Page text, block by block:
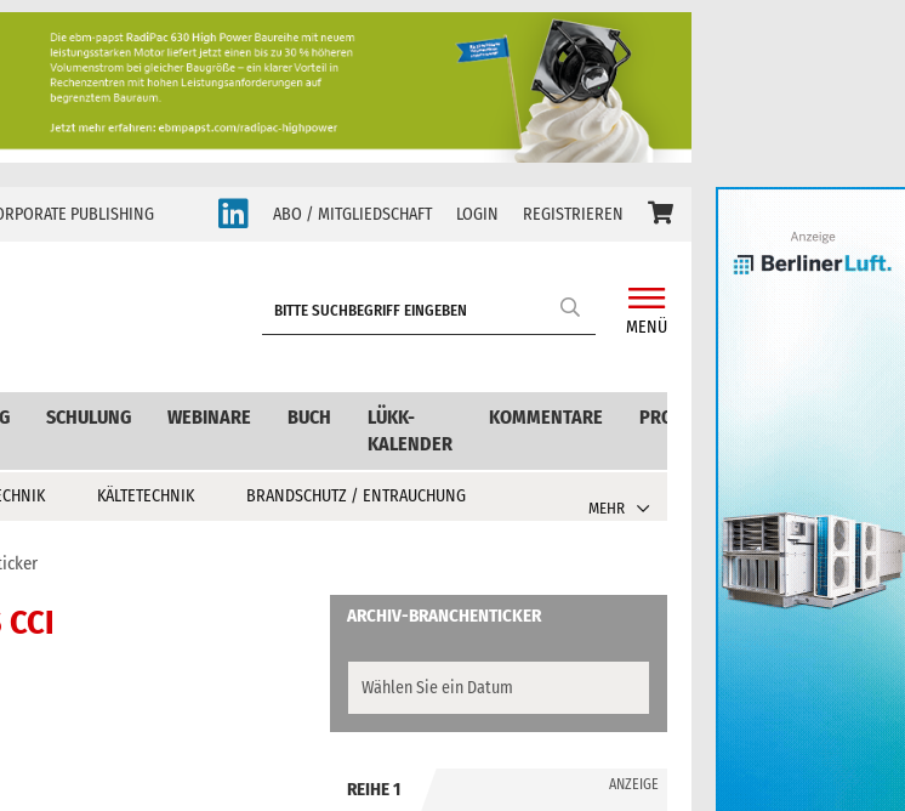
PUBLISHING ABO / MITGLIEDSCHAFT LOGIN REGISTRIEREN
MENÜ
SCHULUNG WEBINARE BUCH
LÜKK-
KALENDER
KOMMENTARE PRODUKTE
KÄLTETECHNIK BRANDSCHUTZ / ENTRAUCHUNG
MEHR
ARCHIV-BRANCHENTICKER
REIHE 1 ANZEIGE